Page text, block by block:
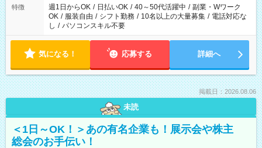
特徴 週1日からOK / 日払いOK / 40～50代活躍中 / 副業・Wワーク
OK / 服装自由 / シフト勤務 / 10名以上の大量募集 / 電話対応な
し / パソコンスキル不要
気になる！ 応募する 詳細へ
掲載日：2026.08.06
未読
＜1日～OK！＞あの有名企業も！展示会や株主
総会のお手伝い！